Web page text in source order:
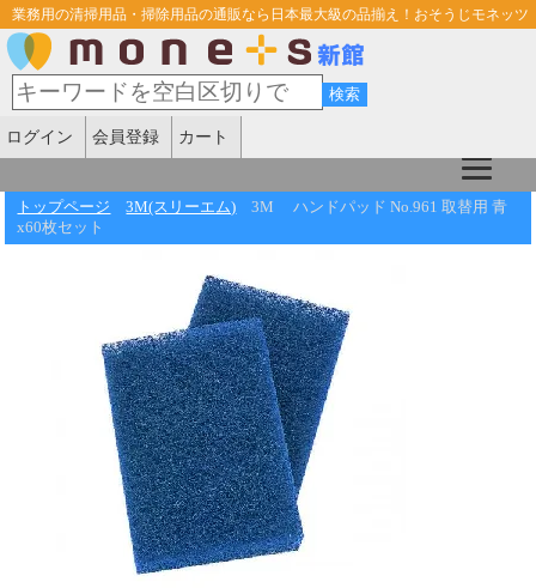
業務用の清掃用品・掃除用品の通販なら日本最大級の品揃え！おそうじモネッツ
ログイン 会員登録 カート
トップページ 3M(スリーエム)
3M ハンドパッド No.961 取替用 青
x60枚セット